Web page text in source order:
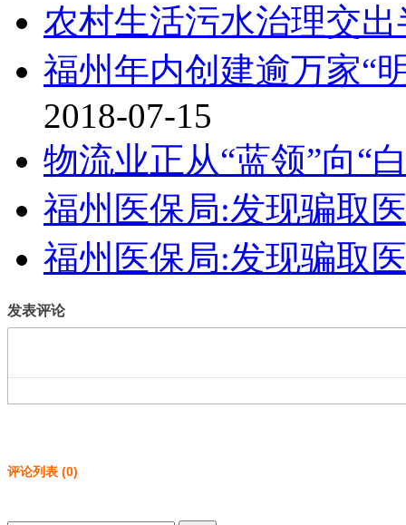
农村生活污水治理交出
福州年内创建逾万家“
2018-07-15
物流业正从“蓝领”向“
福州医保局:发现骗取
福州医保局:发现骗取
发表评论
评论列表 (0)